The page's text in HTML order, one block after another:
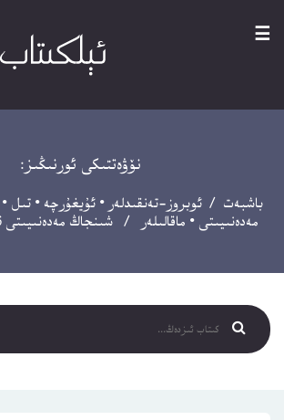
☰
نۆۋەتتىكى ئورنىڭىز:
باشبەت /ئوبروز-تەنقىدلەر •ئۇيغۇرچە •تىل •
مەدەنىيىتى • ماقالىلەر / شىنجاڭ مەدەنىيىتى 1986-يىلى 6-سان